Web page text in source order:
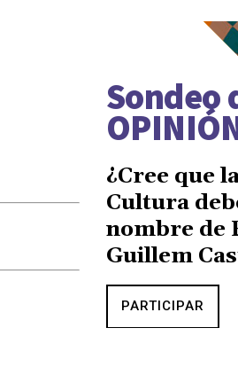
Sondeo
¿Cree que
Cultura
nombre de
Guillem
PARTICIPAR